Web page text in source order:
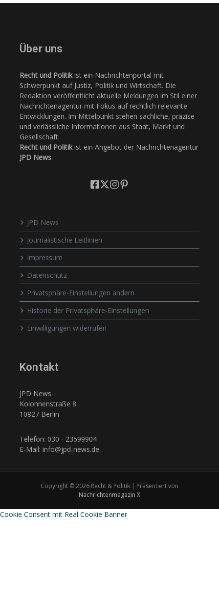
Über uns
Recht und Politikist ein Nachrichtenportal mit
Schwerpunkt auf Justiz, Politik und Wirtschaft. Die
Redaktion veröffentlicht aktuelle Meldungen im Stil einer
Nachrichtenagentur mit Fokus auf rechtlich relevante
Entwicklungen. Im Mittelpunkt stehen sachliche, präzise
und verlässliche Informationen aus Staat, Markt und
Gesellschaft.
Recht und Politikist ein Angebot der Nachrichtenagentur
JPD News.
JPD News
Journalistische Leitlinien
Impressum
Datenschutz
Privatsphäre-Einstellungen ändern
Historie der Privatsphäre-Einstellungen
Einwilligungen widerrufen
Kontakt
JPD News
Kolonnenstraße 8
10827 Berlin
Telefon: 030 - 23599904
E-Mail: info@jpd-news.de
Copyright © 2026 Recht & Politik | Präsentiert von
Nachrichtenmagazin X
Cookie Consent mit Real Cookie Banner